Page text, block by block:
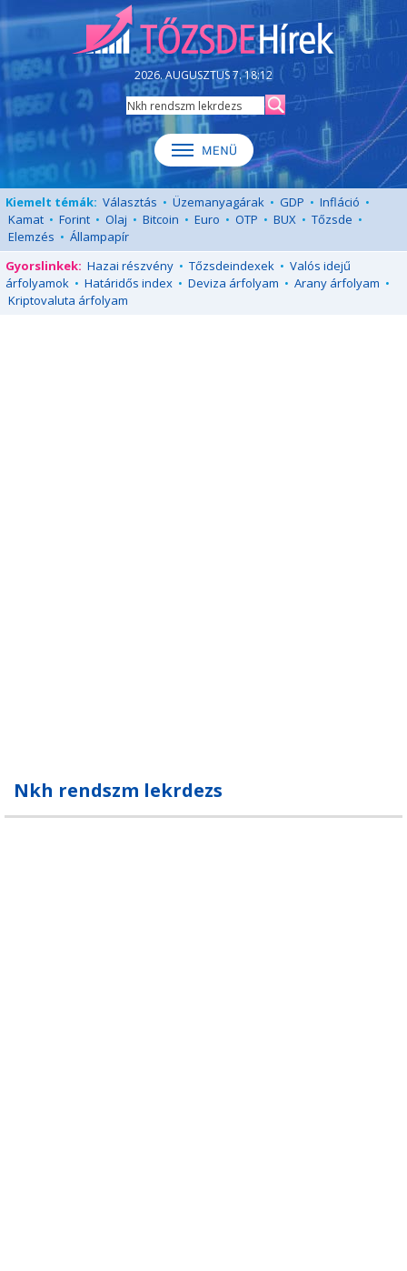
2026. AUGUSZTUS 7. 18:12
Kiemelt témák: Választás • Üzemanyagárak • GDP • Infláció •
Kamat • Forint • Olaj • Bitcoin • Euro • OTP • BUX • Tőzsde •
Elemzés • Állampapír
Gyorslinkek: Hazai részvény • Tőzsdeindexek • Valós idejű
árfolyamok • Határidős index • Deviza árfolyam • Arany árfolyam •
Kriptovaluta árfolyam
Nkh rendszm lekrdezs